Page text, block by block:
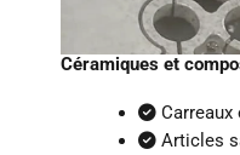
Céramiques et
Carreaux
Articles